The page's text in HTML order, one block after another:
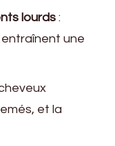
lourds :
une
et la